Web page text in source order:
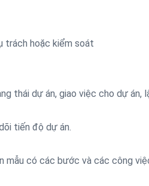
trách hoặc kiểm soát
thái dự án, giao việc cho dự án,
tiến độ dự án.
mẫu có các bước và các công